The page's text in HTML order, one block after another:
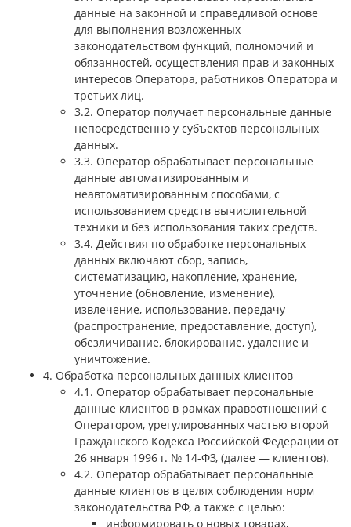
данные на законной и справедливой основе
для выполнения возложенных
законодательством функций, полномочий и
обязанностей, осуществления прав и законных
интересов Оператора, работников Оператора и
третьих лиц.
3.2. Оператор получает персональные данные
непосредственно у субъектов персональных
данных.
3.3. Оператор обрабатывает персональные
данные автоматизированным и
неавтоматизированным способами, с
использованием средств вычислительной
техники и без использования таких средств.
3.4. Действия по обработке персональных
данных включают сбор, запись,
систематизацию, накопление, хранение,
уточнение (обновление, изменение),
извлечение, использование, передачу
(распространение, предоставление, доступ),
обезличивание, блокирование, удаление и
уничтожение.
4. Обработка персональных данных клиентов
4.1. Оператор обрабатывает персональные
данные клиентов в рамках правоотношений с
Оператором, урегулированных частью второй
Гражданского Кодекса Российской Федерации от
26 января 1996 г. № 14-ФЗ, (далее — клиентов).
4.2. Оператор обрабатывает персональные
данные клиентов в целях соблюдения норм
законодательства РФ, а также с целью:
информировать о новых товарах,